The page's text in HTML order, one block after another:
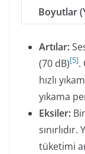
Boyutlar
Artılar:
(70 dB)[5].
hızlı
yıkama
Eksiler:
tüketimi